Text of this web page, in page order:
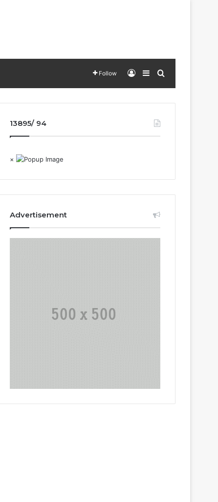
Follow Log InSidebarSearch for
13895/ 94
×
Advertisement